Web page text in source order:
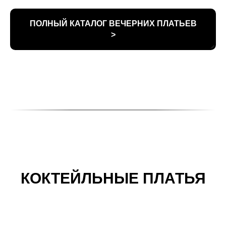
ПОЛНЫЙ КАТАЛОГ ВЕЧЕРНИХ ПЛАТЬЕВ
>
КОКТЕЙЛЬНЫЕ ПЛАТЬЯ